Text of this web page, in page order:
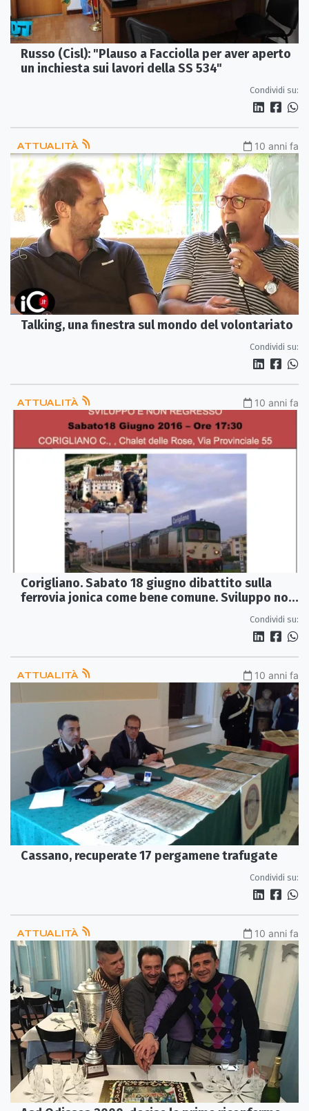
Russo (Cisl): "Plauso a Facciolla per aver aperto
un inchiesta sui lavori della SS 534"
Condividi su:
ATTUALITÀ 10 anni fa
Talking, una finestra sul mondo del volontariato
Condividi su:
ATTUALITÀ 10 anni fa
Corigliano. Sabato 18 giugno dibattito sulla
ferrovia jonica come bene comune. Sviluppo non
Condividi su:
ATTUALITÀ 10 anni fa
Cassano, recuperate 17 pergamene trafugate
Condividi su:
ATTUALITÀ 10 anni fa